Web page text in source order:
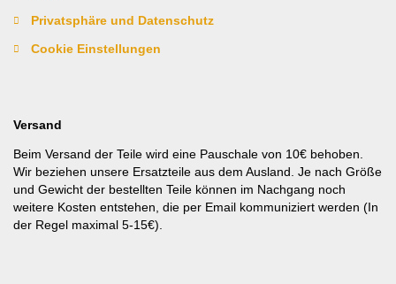
Privatsphäre und Datenschutz
Cookie Einstellungen
Versand
Beim Versand der Teile wird eine Pauschale von 10€ behoben.
Wir beziehen unsere Ersatzteile aus dem Ausland. Je nach Größe
und Gewicht der bestellten Teile können im Nachgang noch
weitere Kosten entstehen, die per Email kommuniziert werden (In
der Regel maximal 5-15€).